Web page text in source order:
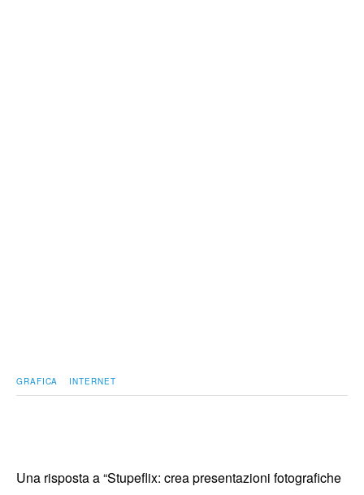
GRAFICA INTERNET
Una risposta a “Stupeflix: crea presentazioni fotografiche